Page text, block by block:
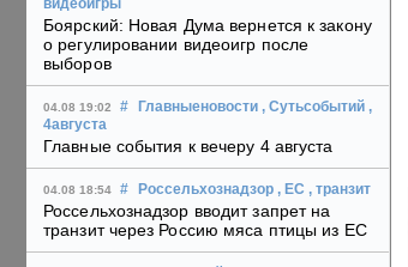
видеоигры
Боярский: Новая Дума вернется к закону
о регулировании видеоигр после
выборов
04.08 19:02 # Главныеновости , Сутьсобытий ,
4августа
Главные события к вечеру 4 августа
04.08 18:54 # Россельхознадзор , ЕС , транзит
Россельхознадзор вводит запрет на
транзит через Россию мяса птицы из ЕС